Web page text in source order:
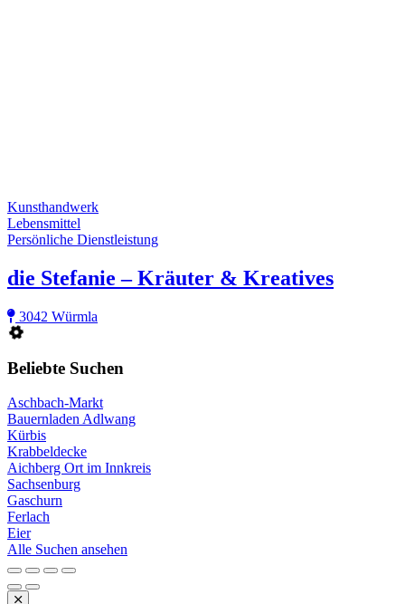
Kunsthandwerk
Lebensmittel
Persönliche Dienstleistung
die Stefanie – Kräuter & Kreatives
3042 Würmla
Beliebte Suchen
Aschbach-Markt
Bauernladen Adlwang
Kürbis
Krabbeldecke
Aichberg Ort im Innkreis
Sachsenburg
Gaschurn
Ferlach
Eier
Alle Suchen ansehen